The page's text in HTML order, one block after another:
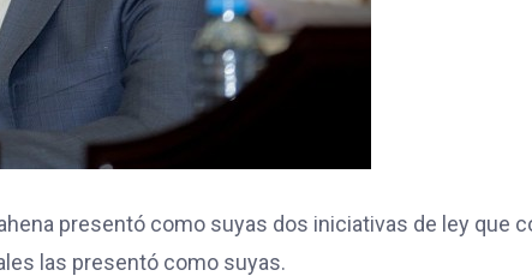
presentó como suyas dos iniciativas de ley que
las presentó como suyas.